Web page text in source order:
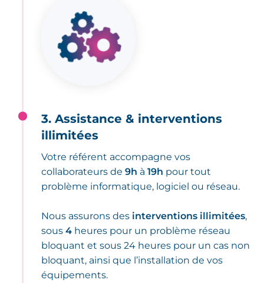
3. Assistance & interventions
illimitées
Votre référent accompagne vos
collaborateurs de9h à19h pour tout
problème informatique, logiciel ou réseau.
Nous assurons des interventions illimitées,
sous4 heures pour un problème réseau
bloquant et sous 24 heures pour un cas non
bloquant, ainsi que l’installation de vos
équipements.